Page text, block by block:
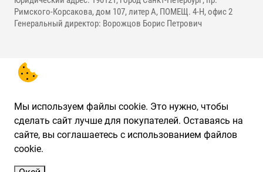
Римского-Корсакова, дом 107, литер А, ПОМЕЩ. 4-Н, офис 2
Генеральный директор: Ворожцов Борис Петрович
Мы используем файлы cookie. Это нужно, чтобы
сделать сайт лучше для покупателей. Оставаясь на
сайте, вы соглашаетесь с использованием файлов
cookie.